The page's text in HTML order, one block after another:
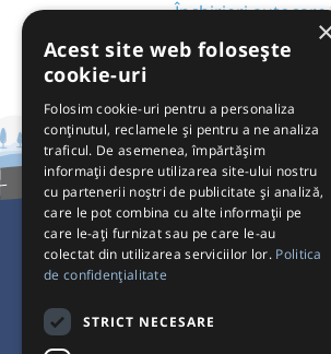
Închirieri autocare
Pentru Călători
Pentru Transportatori
Acest site web folosește
cookie-uri
Folosim cookie-uri pentru a personaliza
conținutul, reclamele și pentru a ne analiza
traficul. De asemenea, împărtășim
informații despre utilizarea site-ului nostru
cu partenerii noștri de publicitate și analiză,
care le pot combina cu alte informații pe
care le-ați furnizat sau pe care le-au
colectat din utilizarea serviciilor lor. Politica
de confidențialitate
STRICT NECESARE